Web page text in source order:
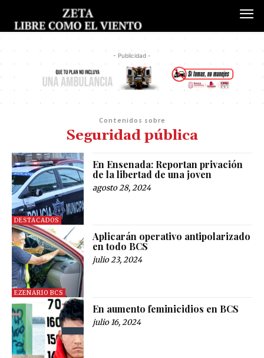
- Publicidad -
Contenidos sobre
Seguridad pública
DESTACADOS
En Ensenada: Reportan privación
de la libertad de una joven
agosto 28, 2024
EZENARIO BCS
Aplicarán operativo antipolarizado
en todo BCS
julio 23, 2024
En aumento feminicidios en BCS
julio 16, 2024